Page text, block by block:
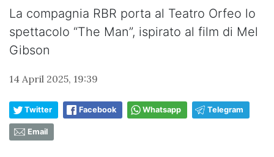
La compagnia RBR porta al Teatro Orfeo lo
spettacolo “The Man”, ispirato al film di Mel
Gibson
14 April 2025, 19:39
Twitter Facebook Whatsapp Telegram
Email